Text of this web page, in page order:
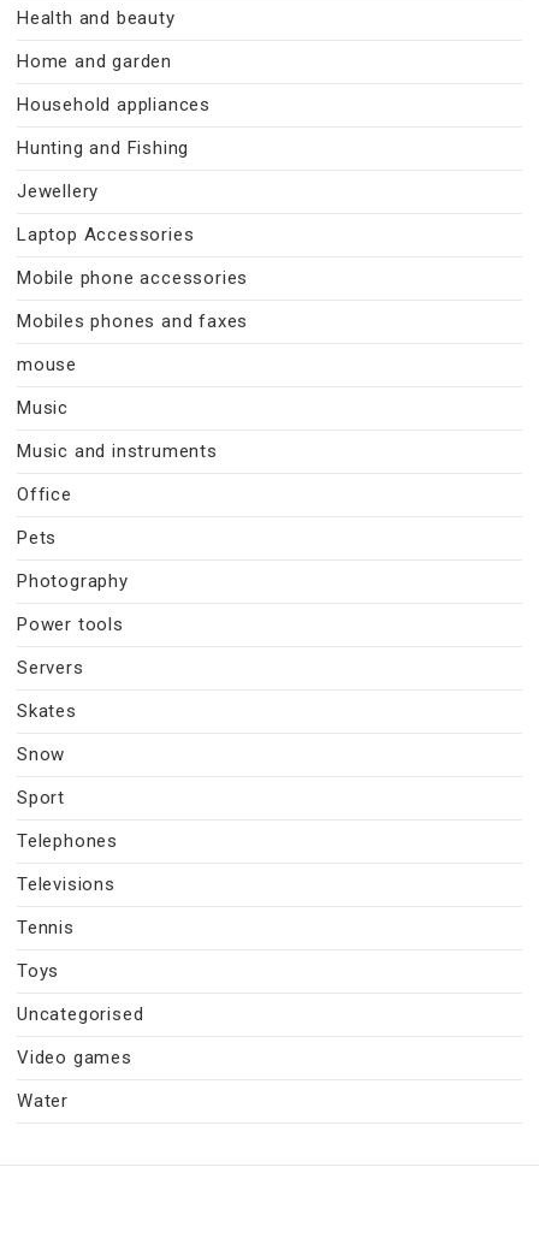
Health and beauty
Home and garden
Household appliances
Hunting and Fishing
Jewellery
Laptop Accessories
Mobile phone accessories
Mobiles phones and faxes
mouse
Music
Music and instruments
Office
Pets
Photography
Power tools
Servers
Skates
Snow
Sport
Telephones
Televisions
Tennis
Toys
Uncategorised
Video games
Water